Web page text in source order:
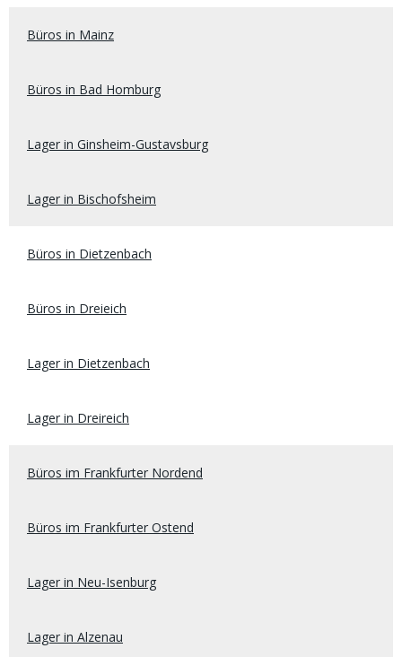
Büros in Mainz
Büros in Bad Homburg
Lager in Ginsheim-Gustavsburg
Lager in Bischofsheim
Büros in Dietzenbach
Büros in Dreieich
Lager in Dietzenbach
Lager in Dreireich
Büros im Frankfurter Nordend
Büros im Frankfurter Ostend
Lager in Neu-Isenburg
Lager in Alzenau